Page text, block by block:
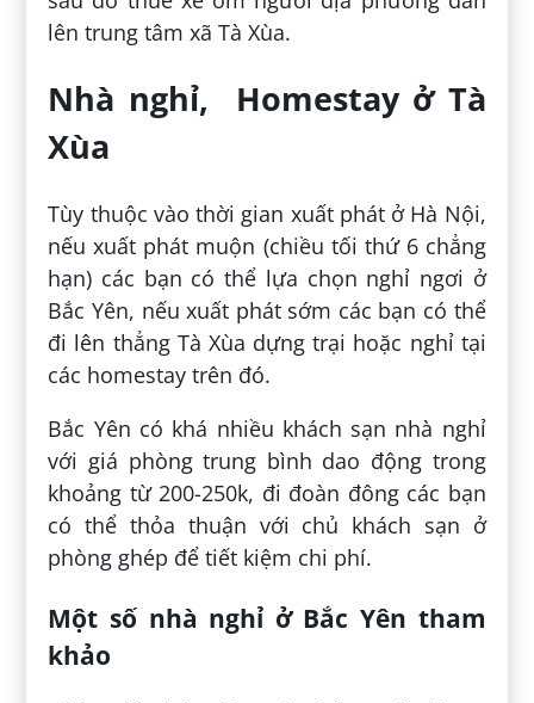
lên trung tâm xã Tà Xùa.
Nhà nghỉ, Homestay ở Tà
Xùa
Tùy thuộc vào thời gian xuất phát ở Hà Nội,
nếu xuất phát muộn (chiều tối thứ 6 chẳng
hạn) các bạn có thể lựa chọn nghỉ ngơi ở
Bắc Yên, nếu xuất phát sớm các bạn có thể
đi lên thẳng Tà Xùa dựng trại hoặc nghỉ tại
các homestay trên đó.
Bắc Yên có khá nhiều khách sạn nhà nghỉ
với giá phòng trung bình dao động trong
khoảng từ 200-250k, đi đoàn đông các bạn
có thể thỏa thuận với chủ khách sạn ở
phòng ghép để tiết kiệm chi phí.
Một số nhà nghỉ ở Bắc Yên tham
khảo